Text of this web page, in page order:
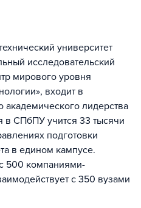
университет
исследовательский
мирового уровня
входит в
академического лидерства
в СПбПУ учится 33 тысячи
подготовки
в едином кампусе.
500 компаниями-
с 350 вузами